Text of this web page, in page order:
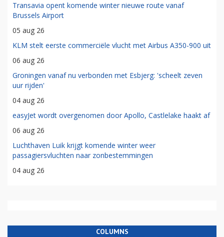
Transavia opent komende winter nieuwe route vanaf
Brussels Airport
05 aug 26
KLM stelt eerste commerciële vlucht met Airbus A350-900 uit
06 aug 26
Groningen vanaf nu verbonden met Esbjerg: 'scheelt zeven
uur rijden'
04 aug 26
easyJet wordt overgenomen door Apollo, Castlelake haakt af
06 aug 26
Luchthaven Luik krijgt komende winter weer
passagiersvluchten naar zonbestemmingen
04 aug 26
COLUMNS